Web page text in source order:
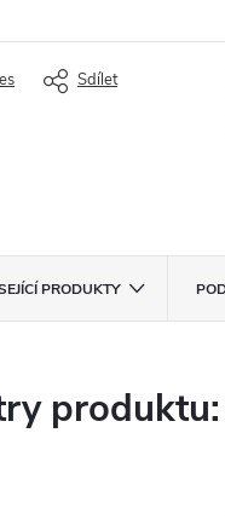
Sdílet
PRODUKTY
produktu: